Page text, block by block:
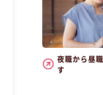
夜職から昼
す